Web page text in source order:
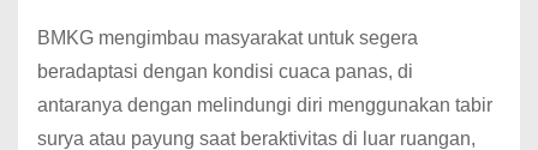
BMKG mengimbau masyarakat untuk segera
beradaptasi dengan kondisi cuaca panas, di
antaranya dengan melindungi diri menggunakan tabir
surya atau payung saat beraktivitas di luar ruangan,